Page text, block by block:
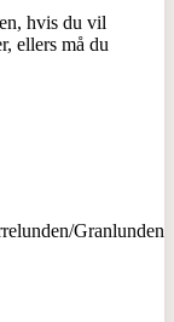
hvis du vil
ellers må du
Granlunden